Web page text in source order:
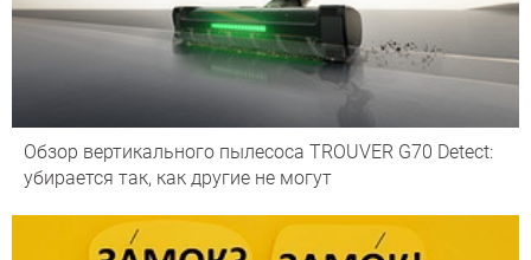
Обзор вертикального пылесоса TROUVER G70 Detect:
убирается так, как другие не могут